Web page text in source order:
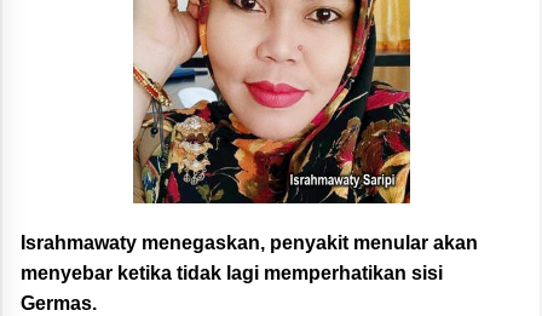
Israhmawaty menegaskan, penyakit menular akan
menyebar ketika tidak lagi memperhatikan sisi
Germas.